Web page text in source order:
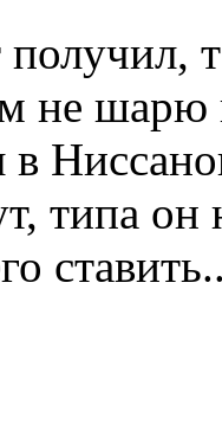
не шарю
типа